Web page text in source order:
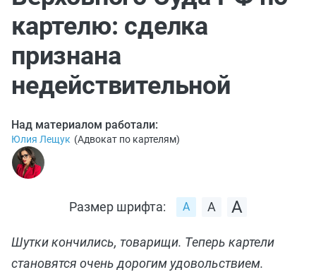
картелю: сделка
признана
недействительной
Над материалом работали:
Юлия Лещук (Адвокат по картелям)
Размер шрифта:
Шутки кончились, товарищи. Теперь картели
становятся очень дорогим удовольствием.